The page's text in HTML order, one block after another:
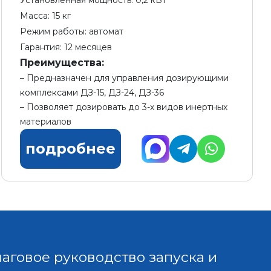
Масса: 15 кг
Режим работы: автомат
Гарантия: 12 месяцев
Преимущества:
Предназначен для управления дозирующими
комплексами ДЗ-15, ДЗ-24, ДЗ-36
Позволяет дозировать до 3-х видов инертных
материалов
подробнее
руководство запуска и